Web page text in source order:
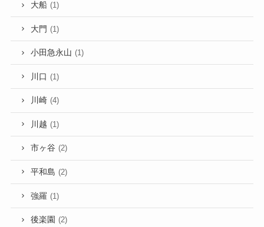
大船 (1)
大門 (1)
小田急永山 (1)
川口 (1)
川崎 (4)
川越 (1)
市ヶ谷 (2)
平和島 (2)
強羅 (1)
後楽園 (2)